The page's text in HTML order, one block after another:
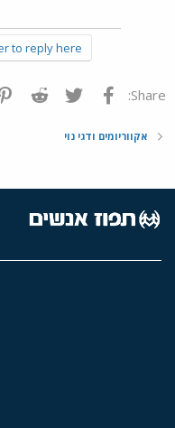
to reply here.
Share: פייסבוק Twitter
אקווריומים ודגי נוי